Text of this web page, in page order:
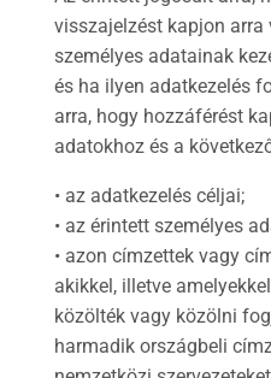
visszajelzést kapjon arra
személyes adatainak
és ha ilyen adatkezelés
arra, hogy hozzáférést
adatokhoz és a
• az adatkezelés céljai;
• az érintett személyes
• azon címzettek vagy
akikkel, illetve
közölték vagy közölni
harmadik országbeli